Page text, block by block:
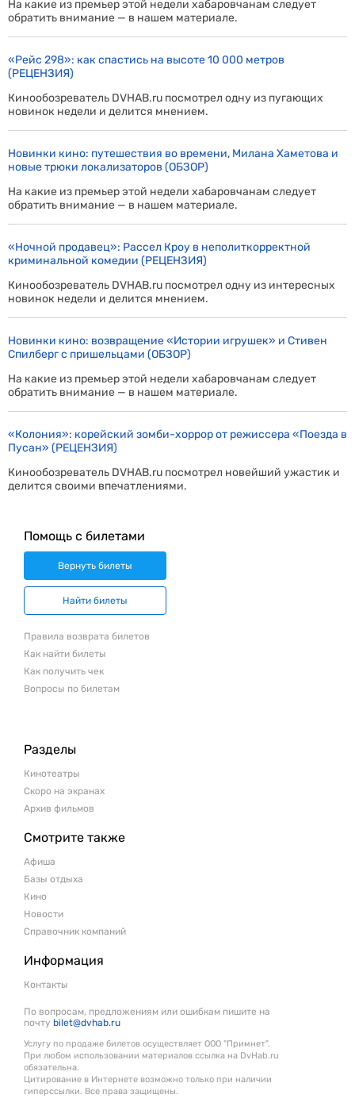
На какие из премьер этой недели хабаровчанам следует
обратить внимание — в нашем материале.
«Рейс 298»: как спастись на высоте 10 000 метров
(РЕЦЕНЗИЯ)
Кинообозреватель DVHAB.ru посмотрел одну из пугающих
новинок недели и делится мнением.
Новинки кино: путешествия во времени, Милана Хаметова и
новые трюки локализаторов (ОБЗОР)
На какие из премьер этой недели хабаровчанам следует
обратить внимание — в нашем материале.
«Ночной продавец»: Рассел Кроу в неполиткорректной
криминальной комедии (РЕЦЕНЗИЯ)
Кинообозреватель DVHAB.ru посмотрел одну из интересных
новинок недели и делится мнением.
Новинки кино: возвращение «Истории игрушек» и Стивен
Спилберг с пришельцами (ОБЗОР)
На какие из премьер этой недели хабаровчанам следует
обратить внимание — в нашем материале.
«Колония»: корейский зомби-хоррор от режиссера «Поезда в
Пусан» (РЕЦЕНЗИЯ)
Кинообозреватель DVHAB.ru посмотрел новейший ужастик и
делится своими впечатлениями.
Помощь с билетами
Вернуть билеты
Найти билеты
Правила возврата билетов
Как найти билеты
Как получить чек
Вопросы по билетам
Разделы
Кинотеатры
Скоро на экранах
Архив фильмов
Смотрите также
Афиша
Базы отдыха
Кино
Новости
Справочник компаний
Информация
Контакты
По вопросам, предложениям или ошибкам пишите на
почту bilet@dvhab.ru
Услугу по продаже билетов осуществляет ООО "Примнет".
При любом использовании материалов ссылка на DvHab.ru
обязательна.
Цитирование в Интернете возможно только при наличии
гиперссылки. Все права защищены.